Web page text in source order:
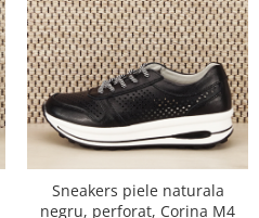
Sneakers piele naturala
negru, perforat, Corina M4